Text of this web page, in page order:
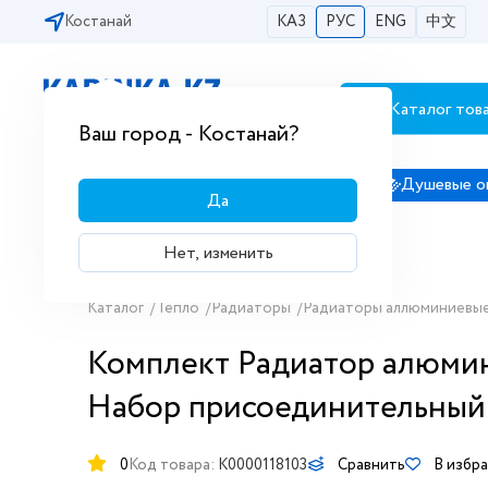
Костанай КАЗ РУС ENG 中文
Ваш город - Костанай?
Да
Нет, изменить
Бесплатная доставка по городам РК
Каталог
Сантехника Душевые кабины Душевые
Каталог / Тепло /Радиаторы /Радиаторы
Комплект Радиатор
Набор
0Код товара: K0000118103 Сравнить В